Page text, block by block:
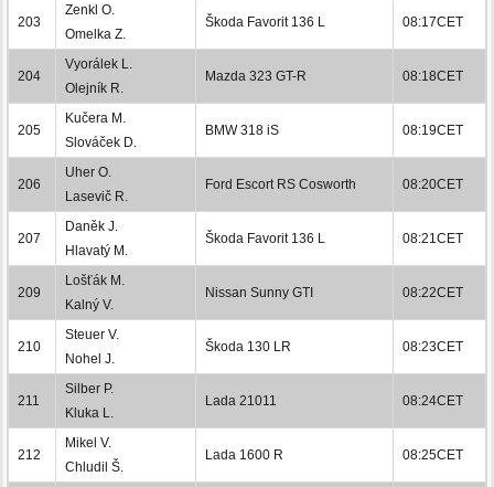
203
Zenkl O.
Omelka Z.
Škoda Favorit 136 L 08:17CET
204
Vyorálek L.
Olejník R.
Mazda 323 GT-R 08:18CET
205
Kučera M.
Slováček D.
BMW 318 iS 08:19CET
206
Uher O.
Lasevič R.
Ford Escort RS Cosworth 08:20CET
207
Daněk J.
Hlavatý M.
Škoda Favorit 136 L 08:21CET
209
Lošťák M.
Kalný V.
Nissan Sunny GTI 08:22CET
210
Steuer V.
Nohel J.
Škoda 130 LR 08:23CET
211
Silber P.
Kluka L.
Lada 21011 08:24CET
212
Mikel V.
Chludil Š.
Lada 1600 R 08:25CET